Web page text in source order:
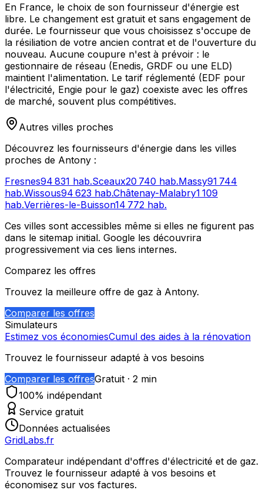
En France, le choix de son fournisseur d'énergie est
libre. Le changement est gratuit et sans engagement de
durée. Le fournisseur que vous choisissez s'occupe de
la résiliation de votre ancien contrat et de l'ouverture du
nouveau. Aucune coupure n'est à prévoir : le
gestionnaire de réseau (Enedis, GRDF ou une ELD)
maintient l'alimentation. Le tarif réglementé (EDF pour
l'électricité, Engie pour le gaz) coexiste avec les offres
de marché, souvent plus compétitives.
Autres villes proches
Découvrez les fournisseurs d'énergie dans les villes
proches de Antony :
Fresnes94 831 hab.Sceaux20 740 hab.Massy91 744
hab.Wissous94 623 hab.Châtenay-Malabry1 109
hab.Verrières-le-Buisson14 772 hab.
Ces villes sont accessibles même si elles ne figurent pas
dans le sitemap initial. Google les découvrira
progressivement via ces liens internes.
Comparez les offres
Trouvez la meilleure offre de gaz à Antony.
Comparer les offres
Simulateurs
Estimez vos économiesCumul des aides à la rénovation
Trouvez le fournisseur adapté à vos besoins
Comparer les offresGratuit · 2 min
100% indépendant
Service gratuit
Données actualisées
GridLabs.fr
Comparateur indépendant d'offres d'électricité et de gaz.
Trouvez le fournisseur adapté à vos besoins et
économisez sur vos factures.